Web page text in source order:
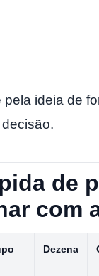
pela ideia de
de
com
Dezena